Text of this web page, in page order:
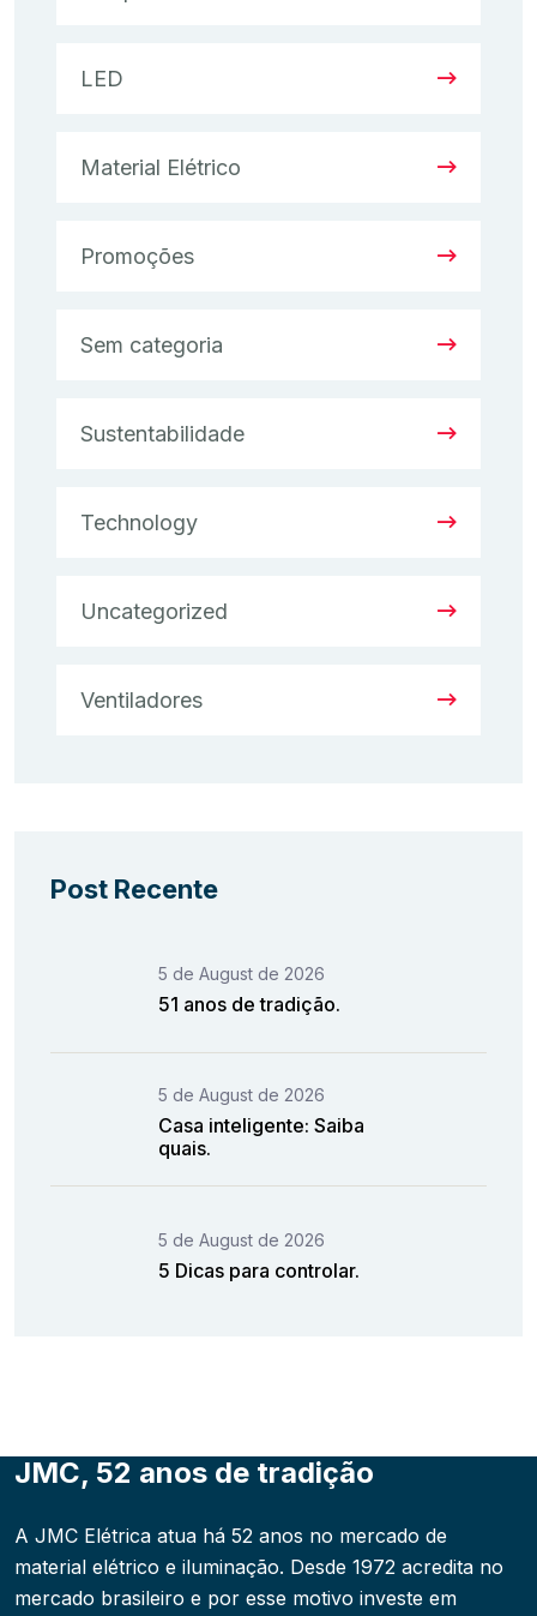
LED
Material Elétrico
Promoções
Sem categoria
Sustentabilidade
Technology
Uncategorized
Ventiladores
Post Recente
5 de August de 2026
51 anos de tradição.
5 de August de 2026
Casa inteligente: Saiba
quais.
5 de August de 2026
5 Dicas para controlar.
JMC, 52 anos de tradição
A JMC Elétrica atua há 52 anos no mercado de
material elétrico e iluminação. Desde 1972 acredita no
mercado brasileiro e por esse motivo investe em